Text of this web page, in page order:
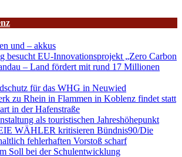
und – akkus
besucht EU-Innovationsprojekt „Zero Carbon
– Land fördert mit rund 17 Millionen
für das WHG in Neuwied
zu Rhein in Flammen in Koblenz findet statt
in der Hafenstraße
als touristischen Jahreshöhepunkt
WÄHLER kritisieren Bündnis90/Die
fehlerhaften Vorstoß scharf
Soll bei der Schulentwicklung